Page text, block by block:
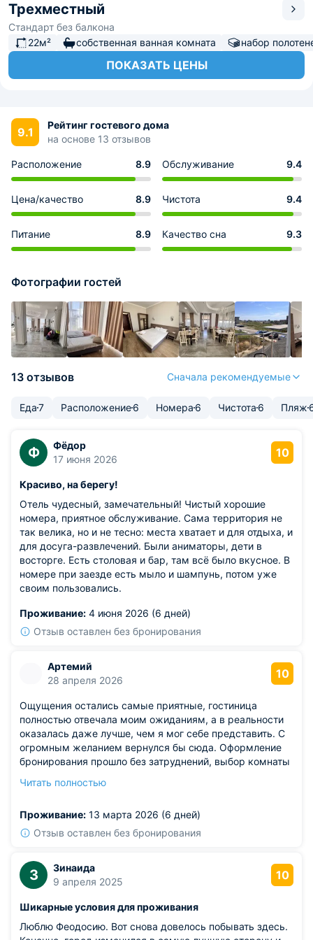
Трехместный
Стандарт без балкона
22м²
собственная ванная комната набор
ПОКАЗАТЬ ЦЕНЫ
9.1
Рейтинг гостевого дома
на основе 13 отзывов
Расположение 8.9 Обслуживание 9.4
Цена/качество 8.9 Чистота 9.4
Питание 8.9 Качество сна 9.3
Фотографии гостей
13 отзывов Сначала рекомендуемые
Еда7 Расположение6 Номера 6 Чистота 6 Пляж
Ф
Фёдор
17 июня 2026
10
Красиво, на берегу!
Отель чудесный, замечательный! Чистый хорошие
номера, приятное обслуживание. Сама территория не
так велика, но и не тесно: места хватает и для отдыха, и
для досуга-развлечений. Были аниматоры, дети в
восторге. Есть столовая и бар, там всё было вкусное. В
номере при заезде есть мыло и шампунь, потом уже
своим пользовались.
Проживание: 4 июня 2026 (6 дней)
Отзыв оставлен без бронирования
Артемий
28 апреля 2026
10
Ощущения остались самые приятные, гостиница
полностью отвечала моим ожиданиям, а в реальности
оказалась даже лучше, чем я мог себе представить. С
огромным желанием вернулся бы сюда. Оформление
бронирования прошло без затруднений, выбор комнаты
бронированием, это мой первый опыт, который
за весь период пребывания не возникло, поэтому
ставлю наивысший балл.
Читать полностью
Проживание: 13 марта 2026 (6 дней)
Отзыв оставлен без бронирования
З
Зинаида
9 апреля 2025
10
Шикарные условия для проживания
Люблю Феодосию. Вот снова довелось побывать здесь.